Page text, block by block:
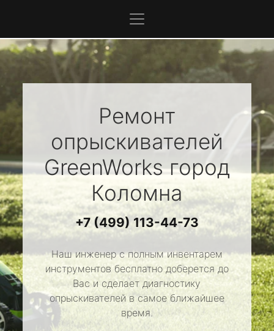
Ремонт
опрыскивателей
GreenWorksгород
Коломна
+7 (499) 113-44-73
Наш инженер с полным инвентарем
инструментов бесплатно доберется до
Вас и сделает диагностику
опрыскивателей в самое ближайшее
время.